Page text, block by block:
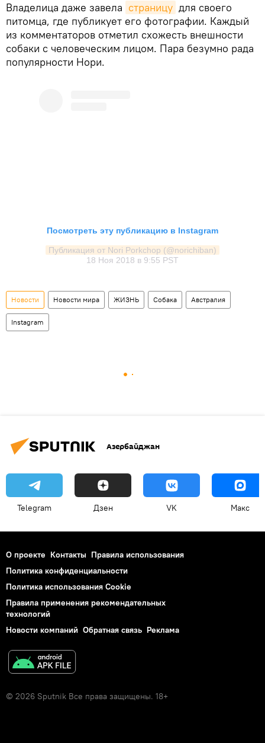
Владелица даже завела страницу для своего
питомца, где публикует его фотографии. Каждый
из комментаторов отметил схожесть внешности
собаки с человеческим лицом. Пара безумно рада
популярности Нори.
Посмотреть эту публикацию в Instagram
Публикация от Nori Porkchop (@norichiban)
18 Ноя 2018 в 9:55 PST
Новости Новости мира ЖИЗНЬ Собака Австралия
Instagram
Азербайджан
Telegram Дзен VK Макс
О проекте Контакты Правила использования
Политика конфиденциальности
Политика использования Cookie
Правила применения рекомендательных
технологий
Новости компаний Обратная связь Реклама
© 2026 Sputnik Все права защищены. 18+